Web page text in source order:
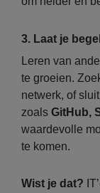
3. Laat je
Leren van
te groeien.
netwerk, of
zoals GitHub,
waardevolle
te komen.
Wist je dat?